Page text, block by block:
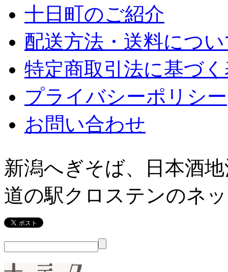
十日町のご紹介
配送方法・送料につ
特定商取引法に基づ
プライバシーポリシー
お問い合わせ
新潟へぎそば、日本酒
道の駅クロステンのネ